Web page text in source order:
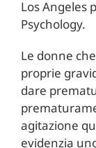
Los Angeles
Psychology.
Le donne
proprie
dare
agitazione
evidenzia